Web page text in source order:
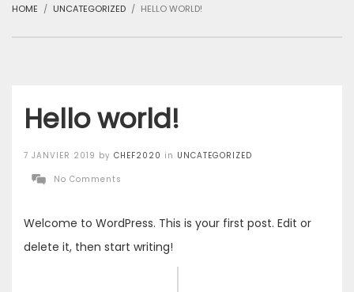
HOME UNCATEGORIZED HELLO WORLD!
Hello world!
Posted
on
7 JANVIER 2019 by CHEF2020 in UNCATEGORIZED
No Comments
Welcome to WordPress. This is your first post. Edit or
delete it, then start writing!